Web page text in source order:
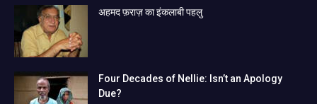
अहमद फ़राज़ का इंकलाबी पहलु
Four Decades of Nellie: Isn’t an Apology
Due?